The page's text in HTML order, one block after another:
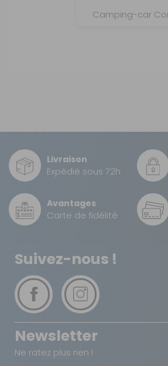
Camping-car
Livraison
Expédié sous 72h
Avantages
Carte de fidélité
Suivez-nous !
Newsletter
Ne ratez plus rien !